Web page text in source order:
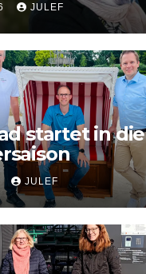
JULEF
startet in die
JULEF